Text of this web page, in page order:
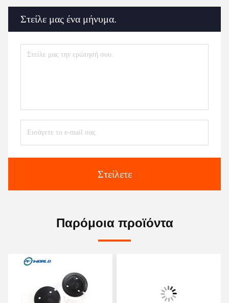
Στείλε μας ένα μήνυμα.
Στείλετε
Παρόμοια προϊόντα